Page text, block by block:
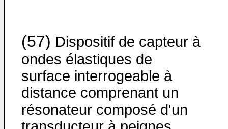
(57) Dispositif de capteur à
ondes élastiques de
surface interrogeable à
distance comprenant un
résonateur composé d'un